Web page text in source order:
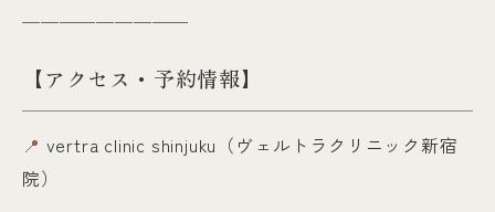
【アクセス・予約情報】
📍 vertra clinic shinjuku（ヴェルトラクリニック新宿
院）